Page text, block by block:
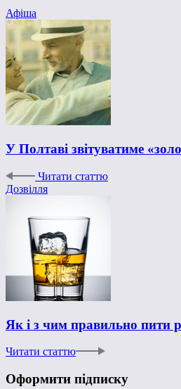
Афіша
У Полтаві звітуватиме
Читати статтю
Дозвілля
Як і з чим правильно пити
Читати статтю
Оформити підписку